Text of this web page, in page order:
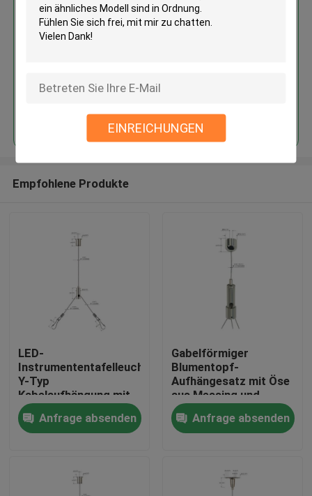
EINREICHUNGEN
Haus
Kupfernes Instrumententafel-
Leuchten Y des Material-LED
Fortsetzen
Empfohlene Produkte
LED-
Instrumententafelleuchte
Y-Typ
Kabelaufhängung mit
Haken YW-86032
Anfrage absenden
Gabelförmiger
Blumentopf-
Aufhängesatz mit Öse
aus Messing und
Edelstahl 304
Anfrage absenden